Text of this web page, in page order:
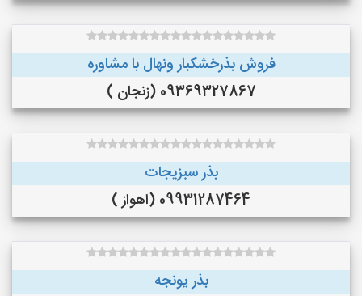
فروش بذرخشکبار ونهال با مشاوره
09369327867 (زنجان )
بذر سبزیجات
09931287464 (اهواز )
بذر یونجه